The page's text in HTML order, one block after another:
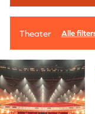
Theater Alle